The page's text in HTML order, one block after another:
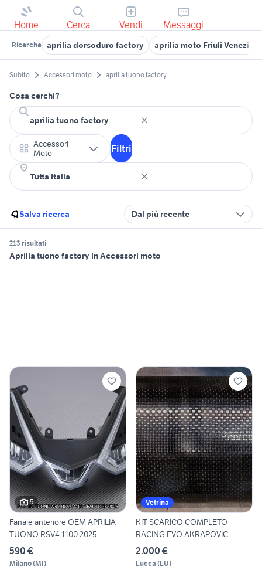
Home Cerca Vendi Messaggi
Ricerche aprilia dorsoduro factory aprilia moto Friuli Venezia
Subito Accessori moto aprilia tuono factory
Cosa cerchi?
Accessori
Moto
Filtri
Salva ricerca Dal più recente
213 risultati
Aprilia tuono factory in Accessori moto
5
Fanale anteriore OEM APRILIA
TUONO RSV4 1100 2025
590 €
Milano(MI)
Vetrina
KIT SCARICO COMPLETO
RACING EVO AKRAPOVIC
APRILIA
2.000 €
Lucca (LU)